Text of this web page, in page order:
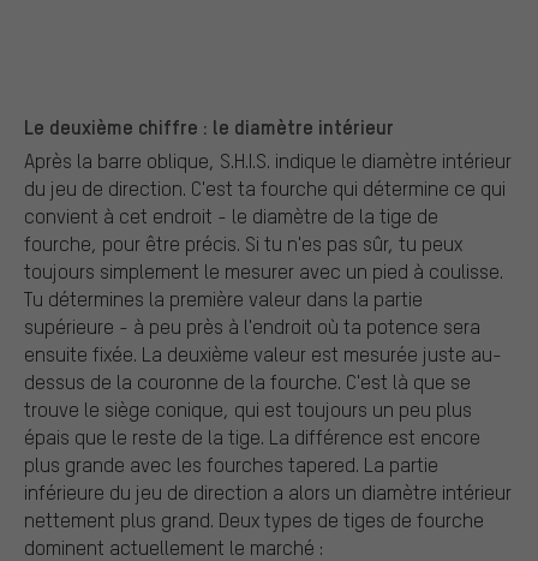
Le deuxième chiffre : le diamètre intérieur
Après la barre oblique, S.H.I.S. indique le diamètre intérieur
du jeu de direction. C'est ta fourche qui détermine ce qui
convient à cet endroit - le diamètre de la tige de
fourche, pour être précis. Si tu n'es pas sûr, tu peux
toujours simplement le mesurer avec un pied à coulisse.
Tu détermines la première valeur dans la partie
supérieure - à peu près à l'endroit où ta potence sera
ensuite fixée. La deuxième valeur est mesurée juste au-
dessus de la couronne de la fourche. C'est là que se
trouve le siège conique, qui est toujours un peu plus
épais que le reste de la tige. La différence est encore
plus grande avec les fourches tapered. La partie
inférieure du jeu de direction a alors un diamètre intérieur
nettement plus grand. Deux types de tiges de fourche
dominent actuellement le marché :